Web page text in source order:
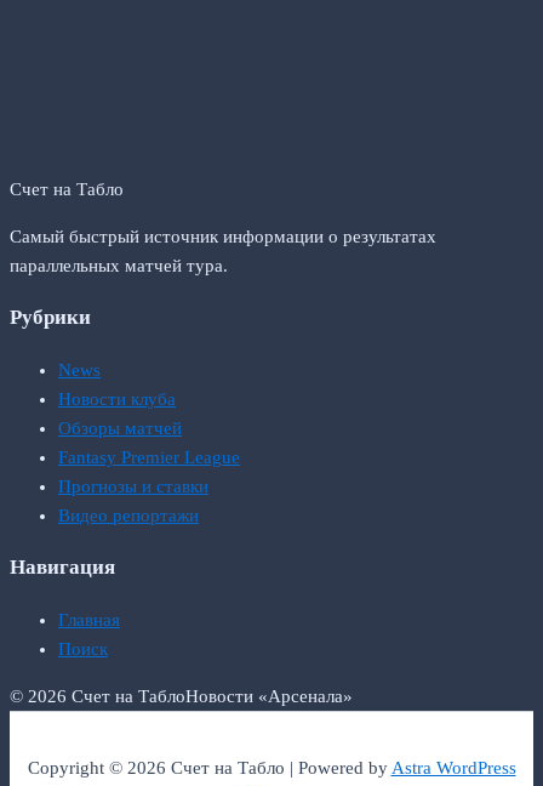
Счет на Табло
Самый быстрый источник информации о результатах
параллельных матчей тура.
Рубрики
News
Новости клуба
Обзоры матчей
Fantasy Premier League
Прогнозы и ставки
Видео репортажи
Навигация
Главная
Поиск
© 2026 Счет на ТаблоНовости «Арсенала»
Copyright © 2026 Счет на Табло | Powered byAstra WordPress